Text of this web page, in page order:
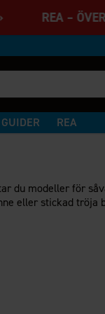
REA –
GUIDER REA
du modeller för
eller stickad tröja